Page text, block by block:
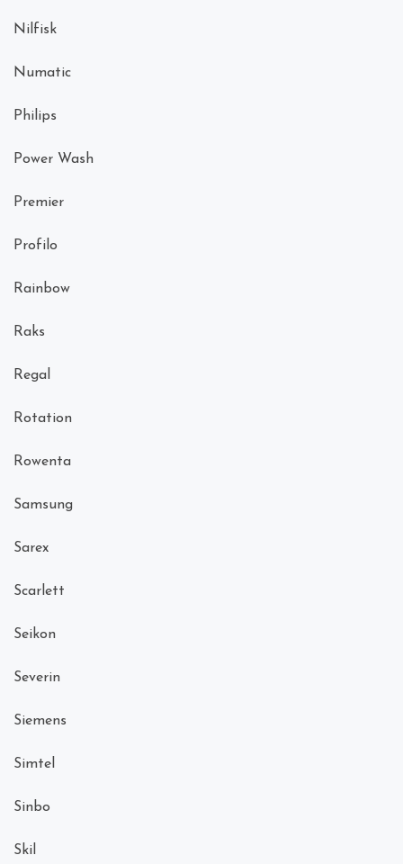
Nilfisk
Numatic
Philips
Power Wash
Premier
Profilo
Rainbow
Raks
Regal
Rotation
Rowenta
Samsung
Sarex
Scarlett
Seikon
Severin
Siemens
Simtel
Sinbo
Skil